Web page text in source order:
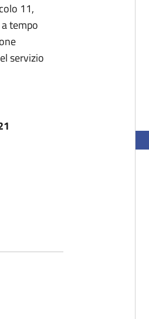
11,
tempo
servizio